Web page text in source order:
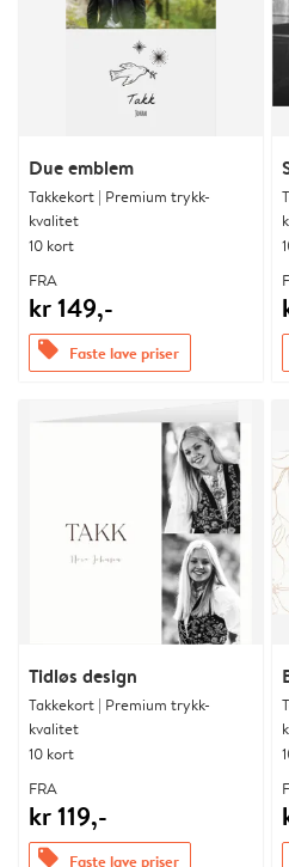
Due emblem
Takkekort | Premium trykk-
kvalitet
10 kort
FRA
kr 149,-
offers Faste lave priser
Tidløs design
Takkekort | Premium trykk-
kvalitet
10 kort
FRA
kr 119,-
offers Faste lave priser